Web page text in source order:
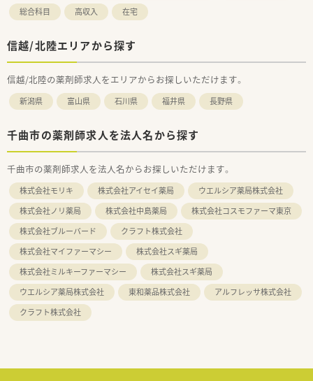
総合科目
高収入 在宅
信越/北陸エリアから探す
信越/北陸の薬剤師求人をエリアからお探しいただけます。
新潟県 富山県 石川県 福井県 長野県
千曲市の薬剤師求人を法人名から探す
千曲市の薬剤師求人を法人名からお探しいただけます。
株式会社モリキ 株式会社アイセイ薬局
ウエルシア薬局株式会社
株式会社ノリ薬局
株式会社中島薬局
株式会社コスモファーマ東京
株式会社ブルーバード
クラフト株式会社
株式会社マイファーマシー
株式会社スギ薬局
株式会社ミルキーファーマシー
株式会社スギ薬局
ウエルシア薬局株式会社
東和薬品株式会社
アルフレッサ株式会社
クラフト株式会社